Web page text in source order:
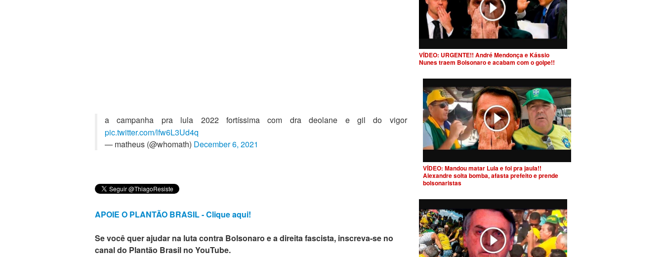
a campanha pra lula 2022 fortíssima com dra deolane e gil do vigor
pic.twitter.com/lfw6L3Ud4q
— matheus (@whomath) December 6, 2021
APOIE O PLANTÃO BRASIL - Clique aqui!
Se você quer ajudar na luta contra Bolsonaro e a direita fascista, inscreva-se no
canal do Plantão Brasil no YouTube.
VÍDEO: URGENTE!! André Mendonça e Kássio
Nunes traem Bolsonaro e acabam com o golpe!!
VÍDEO: Mandou matar Lula e foi pra jaula!!
Alexandre solta bomba, afasta prefeito e prende
bolsonaristas